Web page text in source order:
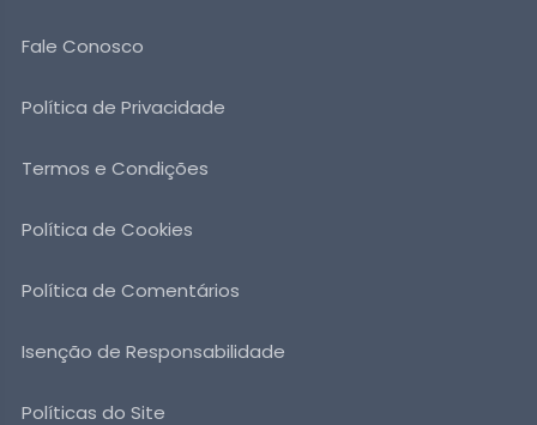
Fale Conosco
Política de Privacidade
Termos e Condições
Política de Cookies
Política de Comentários
Isenção de Responsabilidade
Políticas do Site